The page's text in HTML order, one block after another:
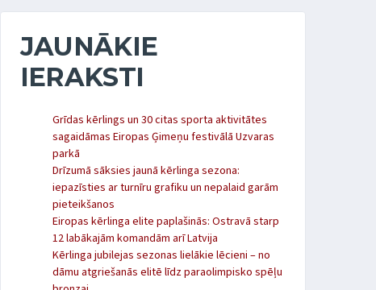
JAUNĀKIE
IERAKSTI
Grīdas kērlings un 30 citas sporta aktivitātes
sagaidāmas Eiropas Ģimeņu festivālā Uzvaras
parkā
Drīzumā sāksies jaunā kērlinga sezona:
iepazīsties ar turnīru grafiku un nepalaid garām
pieteikšanos
Eiropas kērlinga elite paplašinās: Ostravā starp
12 labākajām komandām arī Latvija
Kērlinga jubilejas sezonas lielākie lēcieni – no
dāmu atgriešanās elitē līdz paraolimpisko spēļu